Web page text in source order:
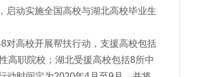
启动实施全国高校与湖北高校毕业生
高校开展帮扶行动，支援高校包括
高职院校；湖北受援高校包括8所中